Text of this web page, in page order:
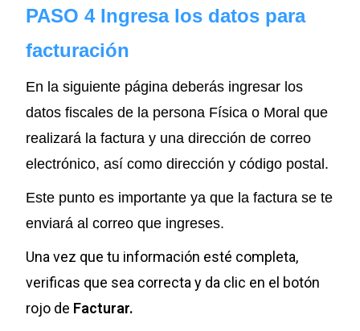
PASO 4 Ingresa los datos para
facturación
En la siguiente página deberás ingresar los
datos fiscales de la persona Física o Moral que
realizará la factura y una dirección de correo
electrónico, así como dirección y código postal.
Este punto es importante ya que la factura se te
enviará al correo que ingreses.
Una vez que tu información esté completa,
verificas que sea correcta y da clic en el botón
rojo de Facturar.